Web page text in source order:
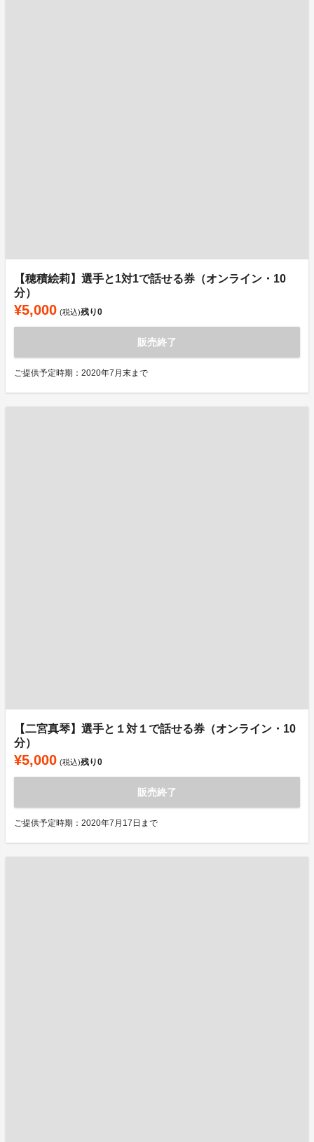
【穂積絵莉】選手と1対1で話せる券（オンライン・10
分）
¥5,000 (税込)残り0
販売終了
ご提供予定時期：2020年7月末まで
【二宮真琴】選手と１対１で話せる券（オンライン・10
分）
¥5,000 (税込)残り0
販売終了
ご提供予定時期：2020年7月17日まで